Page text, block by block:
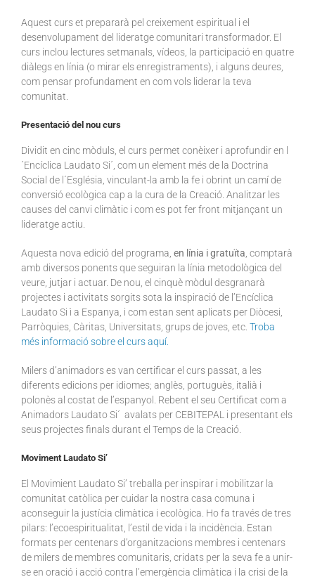
Aquest curs et prepararà pel creixement espiritual i el
desenvolupament del lideratge comunitari transformador. El
curs inclou lectures setmanals, vídeos, la participació en quatre
diàlegs en línia (o mirar els enregistraments), i alguns deures,
com pensar profundament en com vols liderar la teva
comunitat.
Presentació del nou curs
Dividit en cinc mòduls, el curs permet conèixer i aprofundir en l
´Encíclica Laudato Si´, com un element més de la Doctrina
Social de l´Església, vinculant-la amb la fe i obrint un camí de
conversió ecològica cap a la cura de la Creació. Analitzar les
causes del canvi climàtic i com es pot fer front mitjançant un
lideratge actiu.
Aquesta nova edició del programa, en línia i gratuïta , comptarà
amb diversos ponents que seguiran la línia metodològica del
veure, jutjar i actuar. De nou, el cinquè mòdul desgranarà
projectes i activitats sorgits sota la inspiració de l’Encíclica
Laudato Si ì a Espanya, i com estan sent aplicats per Diòcesi,
Parròquies, Càritas, Universitats, grups de joves, etc. Troba
més informació sobre el curs aquí.
Milers d’animadors es van certificar el curs passat, a les
diferents edicions per idiomes; anglès, portuguès, italià i
polonès al costat de l’espanyol. Rebent el seu Certificat com a
Animadors Laudato Si´ avalats per CEBITEPAL i presentant els
seus projectes finals durant el Temps de la Creació.
Moviment Laudato Si’
El Movimient Laudato Si’ treballa per inspirar i mobilitzar la
comunitat catòlica per cuidar la nostra casa comuna i
aconseguir la justícia climàtica i ecològica. Ho fa través de tres
pilars: l’ecoespiritualitat, l’estil de vida i la incidència. Estan
formats per centenars d’organitzacions membres i centenars
de milers de membres comunitaris, cridats per la seva fe a unir-
se en oració i acció contra l’emergència climàtica i la crisi de la